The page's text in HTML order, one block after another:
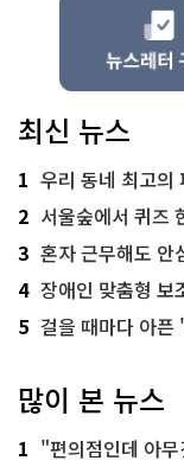
최신 뉴스
1 우리 동네 최고의
2 서울숲에서 퀴즈
3 혼자 근무해도
4 장애인 맞춤형 보
5 걸을 때마다 아픈 '
많이 본 뉴스
1 "편의점인데 아무것